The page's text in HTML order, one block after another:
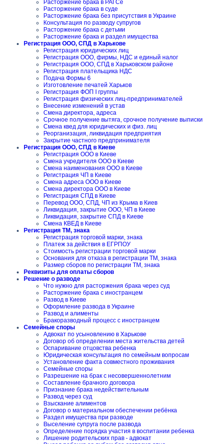
Расторжение брака в РАГСе
Расторжение брака в суде
Расторжение брака без присутствия в Украине
Консультация по разводу супругов
Расторжение брака с детьми
Расторжение брака и раздел имущества
Регистрация ООО, СПД в Харькове
Регистрация юридических лиц
Регистрация ООО, фирмы, НДС и единый налог
Регистрация ООО, СПД в Харьковском районе
Регистрация плательщика НДС
Подача Формы 6
Изготовление печатей Харьков
Регистрация ФОП I группы
Регистрация физических лиц-предпринимателей
Внесение изменений в устав
Смена директора, адреса
Срочное получение вытяга, срочное получение выписки
Смена квед для юридических и физ. лиц
Реорганизация, ликвидация предприятия
Закрытие частного предпринимателя
Регистрация ООО, СПД в Киеве
Регистрация ООО в Киеве
Смена учредителя ООО в Киеве
Смена наименования ООО в Киеве
Регистрация ЧП в Киеве
Смена адреса ООО в Киеве
Смена директора ООО в Киеве
Регистрация СПД в Киеве
Перевод ООО, СПД, ЧП из Крыма в Киев
Ликвидация, закрытие ООО, ЧП в Киеве
Ликвидация, закрытие СПД в Киеве
Смена КВЕД в Киеве
Регистрация ТМ, знака
Регистрация торговой марки, знака
Платеж за действия в ЕГРПОУ
Стоимость регистрации торговой марки
Основания для отказа в регистрации ТМ, знака
Размер сборов по регистрации ТМ, знака
Реквизиты для оплаты сборов
Решение о разводе
Что нужно для расторжения брака через суд
Расторжение брака с иностранцем
Развод в Киеве
Оформление развода в Украине
Развод и алименты
Бракоразводный процесс с иностранцем
Семейные споры
Адвокат по усыновлению в Харькове
Договор об определении места жительства детей
Оспаривание отцовства ребенка
Юридическая консультация по семейным вопросам
Установление факта совместного проживания
Семейные споры
Разрешение на брак с несовершеннолетним
Составление брачного договора
Признание брака недействительным
Развод через суд
Взыскание алиментов
Договор о материальном обеспечении ребёнка
Раздел имущества при разводе
Выселение супруга после развода
Определение порядка участия в воспитании ребенка
Лишение родительских прав - адвокат